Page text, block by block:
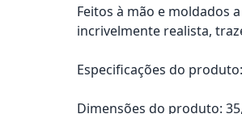
Feitos à mão e moldados
incrivelmente realista,
Especificações do produto:
Dimensões do produto: